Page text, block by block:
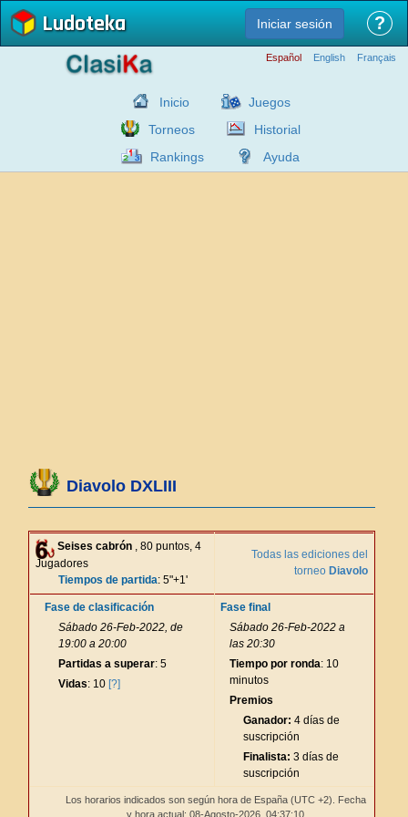
Ludoteka Iniciar sesión ?
Español English Français
Inicio
Juegos
Torneos
Historial
Rankings
Ayuda
Diavolo DXLIII
Seises cabrón , 80 puntos, 4
Jugadores
Tiempos de partida: 5"+1'
Todas las ediciones del
torneo Diavolo
Fase de clasificación
Sábado 26-Feb-2022, de
19:00 a 20:00
Partidas a superar: 5
Vidas: 10 [?]
Fase final
Sábado 26-Feb-2022 a
las 20:30
Tiempo por ronda: 10
minutos
Premios
Ganador: 4 días de
suscripción
Finalista: 3 días de
suscripción
Los horarios indicados son según hora de España (UTC +2). Fecha
y hora actual: 08-Agosto-2026, 04:37:10